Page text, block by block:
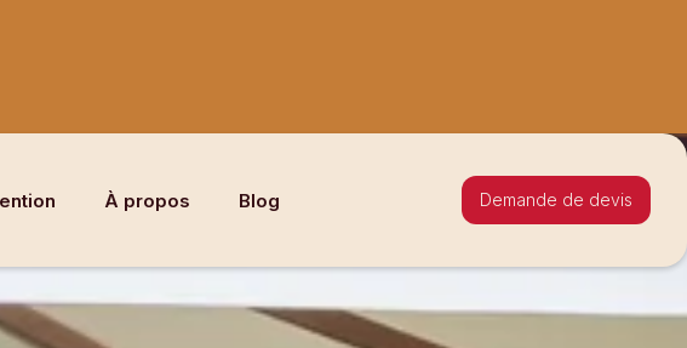
À propos Blog Demande de devis